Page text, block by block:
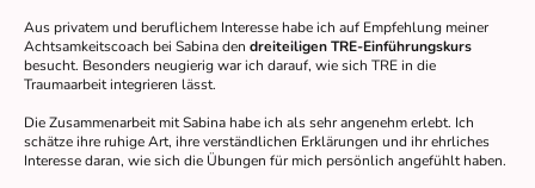
Aus privatem und beruflichem Interesse habe ich auf Empfehlung meiner
Achtsamkeitscoach bei Sabina den dreiteiligen TRE-Einführungskurs
besucht. Besonders neugierig war ich darauf, wie sich TRE in die
Traumaarbeit integrieren lässt.
Die Zusammenarbeit mit Sabina habe ich als sehr angenehm erlebt. Ich
schätze ihre ruhige Art, ihre verständlichen Erklärungen und ihr ehrliches
Interesse daran, wie sich die Übungen für mich persönlich angefühlt haben.